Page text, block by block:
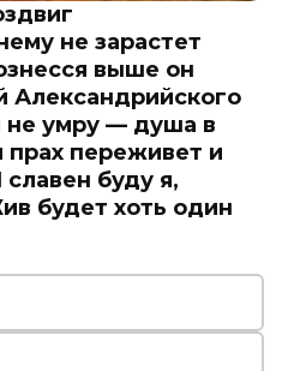
не зарастет
выше он
Александрийского
не умру — душа в
переживет и
буду я,
будет хоть один